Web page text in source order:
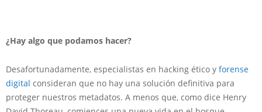
¿Hay algo que podamos hacer?
Desafortunadamente, especialistas en hacking ético y forense
digital consideran que no hay una solución definitiva para
proteger nuestros metadatos. A menos que, como dice Henry